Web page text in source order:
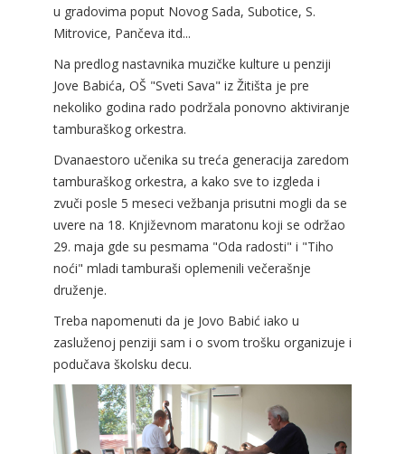
u gradovima poput Novog Sada, Subotice, S.
Mitrovice, Pančeva itd...
Na predlog nastavnika muzičke kulture u penziji
Jove Babića, OŠ "Sveti Sava" iz Žitišta je pre
nekoliko godina rado podržala ponovno aktiviranje
tamburaškog orkestra.
Dvanaestoro učenika su treća generacija zaredom
tamburaškog orkestra, a kako sve to izgleda i
zvuči posle 5 meseci vežbanja prisutni mogli da se
uvere na 18. Književnom maratonu koji se održao
29. maja gde su pesmama "Oda radosti" i "Tiho
noći" mladi tamburaši oplemenili večerašnje
druženje.
Treba napomenuti da je Jovo Babić iako u
zasluženoj penziji sam i o svom trošku organizuje i
podučava školsku decu.